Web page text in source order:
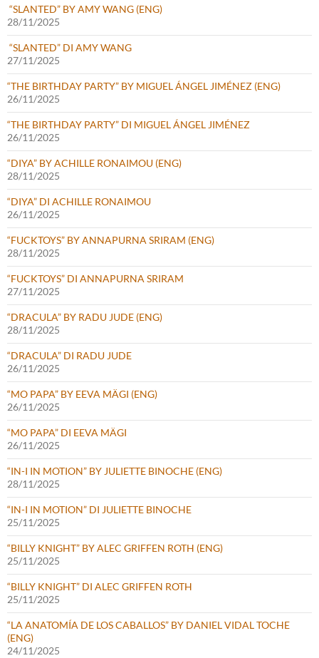
“SLANTED” BY AMY WANG (ENG)
28/11/2025
“SLANTED” DI AMY WANG
27/11/2025
“THE BIRTHDAY PARTY” BY MIGUEL ÁNGEL JIMÉNEZ (ENG)
26/11/2025
“THE BIRTHDAY PARTY” DI MIGUEL ÁNGEL JIMÉNEZ
26/11/2025
“DIYA” BY ACHILLE RONAIMOU (ENG)
28/11/2025
“DIYA” DI ACHILLE RONAIMOU
26/11/2025
“FUCKTOYS” BY ANNAPURNA SRIRAM (ENG)
28/11/2025
“FUCKTOYS” DI ANNAPURNA SRIRAM
27/11/2025
“DRACULA” BY RADU JUDE (ENG)
28/11/2025
“DRACULA” DI RADU JUDE
26/11/2025
“MO PAPA” BY EEVA MÄGI (ENG)
26/11/2025
“MO PAPA” DI EEVA MÄGI
26/11/2025
“IN-I IN MOTION” BY JULIETTE BINOCHE (ENG)
28/11/2025
“IN-I IN MOTION” DI JULIETTE BINOCHE
25/11/2025
“BILLY KNIGHT” BY ALEC GRIFFEN ROTH (ENG)
25/11/2025
“BILLY KNIGHT” DI ALEC GRIFFEN ROTH
25/11/2025
“LA ANATOMÍA DE LOS CABALLOS” BY DANIEL VIDAL TOCHE
(ENG)
24/11/2025